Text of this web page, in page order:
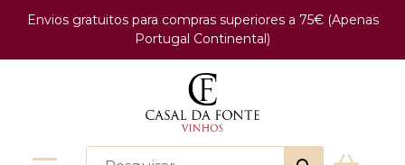
Envios gratuitos para compras superiores a 75€ (Apenas
Portugal Continental)